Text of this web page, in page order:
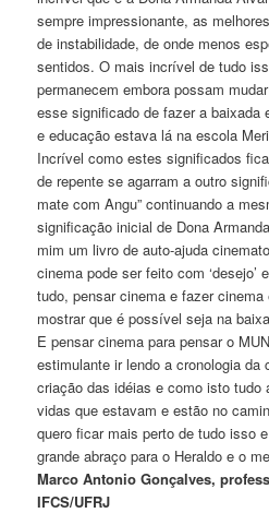
sempre impressionante, as
de instabilidade, de onde menos
sentidos. O mais incrível de tudo
permanecem embora possam
esse significado de fazer a baixada
e educação estava lá na escola
Incrível como estes significados
de repente se agarram a outro
mate com Angu” continuando a
significação inicial de Dona
mim um livro de auto-ajuda
cinema pode ser feito com ‘desejo’
tudo, pensar cinema e fazer
mostrar que é possível seja na
E pensar cinema para pensar o
estimulante ir lendo a cronologia da
criação das idéias e como isto tudo
vidas que estavam e estão no
quero ficar mais perto de tudo isso
grande abraço para o Heraldo e o
Marco Antonio Gonçalves,
IFCS/UFRJ